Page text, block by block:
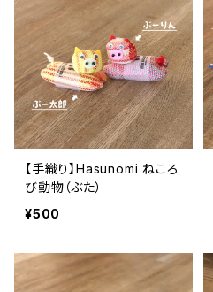
【手織り】Hasunomi ねころ
び動物（ぶた）
¥500